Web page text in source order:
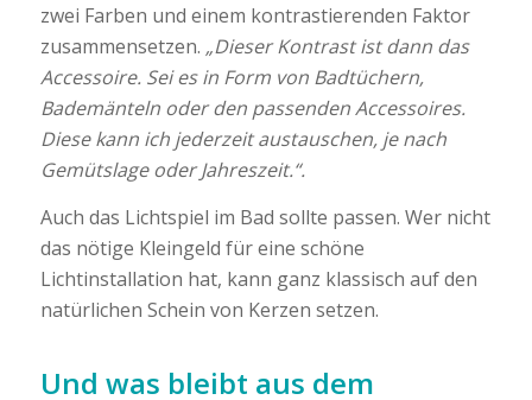
zwei Farben und einem kontrastierenden Faktor
zusammensetzen. „Dieser Kontrast ist dann das
Accessoire. Sei es in Form von Badtüchern,
Bademänteln oder den passenden Accessoires.
Diese kann ich jederzeit austauschen, je nach
Gemütslage oder Jahreszeit.“.
Auch das Lichtspiel im Bad sollte passen. Wer nicht
das nötige Kleingeld für eine schöne
Lichtinstallation hat, kann ganz klassisch auf den
natürlichen Schein von Kerzen setzen.
Und was bleibt aus dem